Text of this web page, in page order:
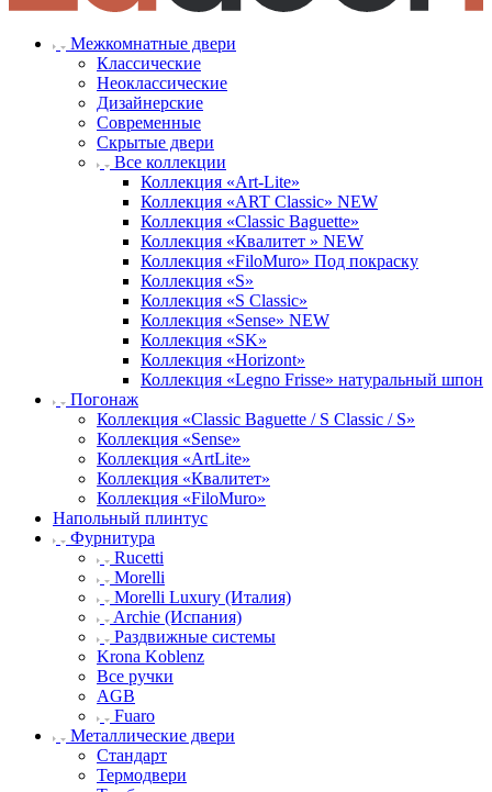
Межкомнатные двери
Классические
Неоклассические
Дизайнерские
Современные
Скрытые двери
Все коллекции
Коллекция «Art-Lite»
Коллекция «ART Classic» NEW
Коллекция «Classic Baguette»
Коллекция «Квалитет » NEW
Коллекция «FiloMuro» Под покраску
Коллекция «S»
Коллекция «S Classic»
Коллекция «Sense» NEW
Коллекция «SK»
Коллекция «Horizont»
Коллекция «Legno Frisse» натуральный шпон
Погонаж
Коллекция «Classic Baguette / S Classic / S»
Коллекция «Sense»
Коллекция «ArtLite»
Коллекция «Квалитет»
Коллекция «FiloMuro»
Напольный плинтус
Фурнитура
Rucetti
Morelli
Morelli Luxury (Италия)
Archie (Испания)
Раздвижные системы
Krona Koblenz
Все ручки
AGB
Fuaro
Металлические двери
Стандарт
Термодвери